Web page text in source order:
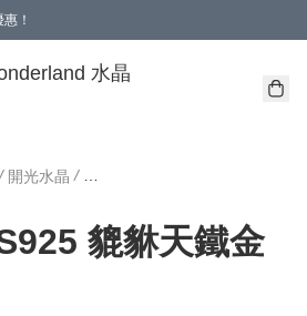
！
水晶
/ 開光水晶 /
貔貅天鐵金